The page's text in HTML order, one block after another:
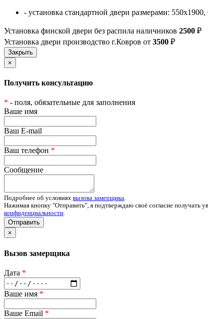
- установка стандартной двери размерами:
Установка финской двери без распила наличников 2500 ₽
Установка двери производство г.Ковров от 3500 ₽
×
Получить консультацию
* - поля, обязательные для заполнения
Ваше имя
Ваш E-mail
Ваш телефон *
Сообщение
Подробнее об условиях вызова замерщика.
Нажимая кнопку "Отправить", я подтверждаю своё согласие получать
конфиденциальности.
Отправить
×
Вызов замерщика
Дата *
Ваше имя *
Ваше Email *